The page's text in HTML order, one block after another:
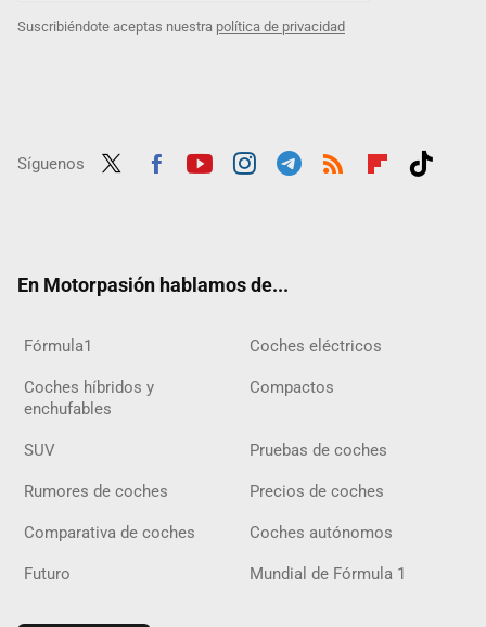
Suscribiéndote aceptas nuestra política de privacidad
Síguenos
En Motorpasión hablamos de...
Fórmula1 Coches eléctricos
Coches híbridos y
enchufables
Compactos
SUV Pruebas de coches
Rumores de coches Precios de coches
Comparativa de coches Coches autónomos
Futuro Mundial de Fórmula 1